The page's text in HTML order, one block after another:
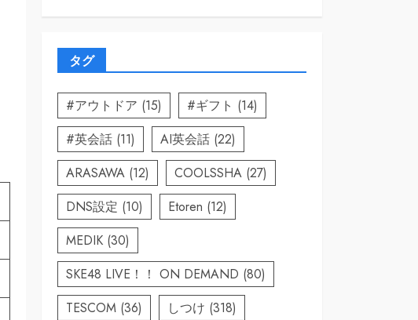
タグ
#アウトドア (15) #ギフト (14)
#英会話 (11) AI英会話 (22)
ARASAWA (12) COOLSSHA (27)
DNS設定 (10) Etoren (12)
MEDIK (30)
SKE48 LIVE！！ ON DEMAND (80)
TESCOM (36) しつけ (318)